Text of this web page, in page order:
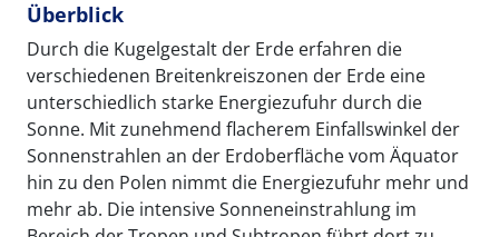
Überblick
Durch die Kugelgestalt der Erde erfahren die
verschiedenen Breitenkreiszonen der Erde eine
unterschiedlich starke Energiezufuhr durch die
Sonne. Mit zunehmend flacherem Einfallswinkel der
Sonnenstrahlen an der Erdoberfläche vom Äquator
hin zu den Polen nimmt die Energiezufuhr mehr und
mehr ab. Die intensive Sonneneinstrahlung im